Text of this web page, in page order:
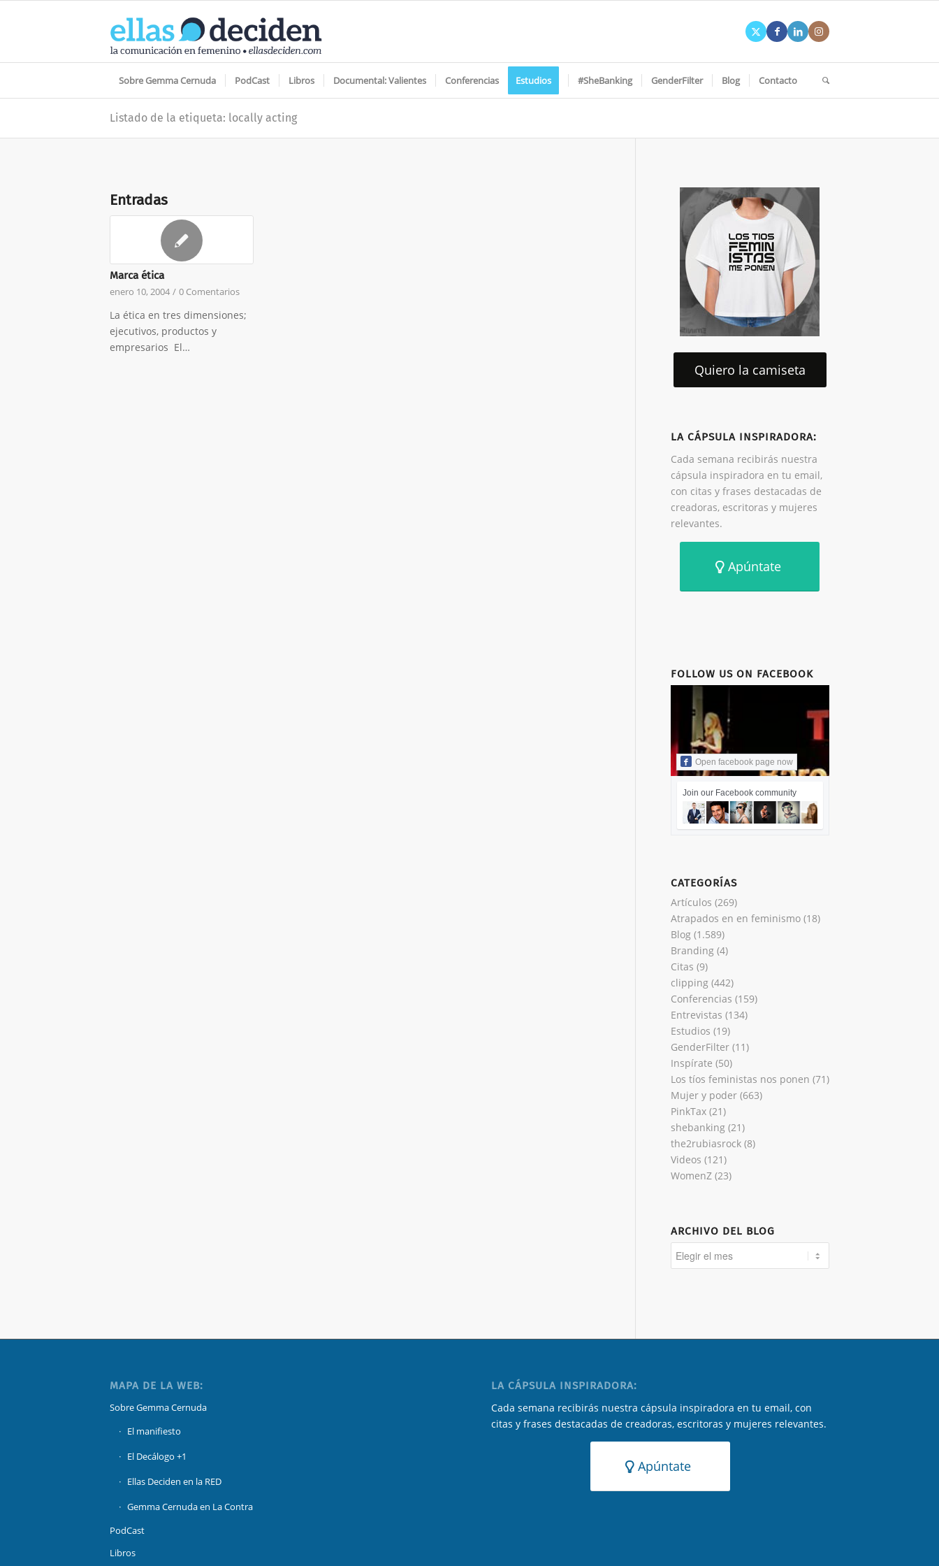
Sobre Gemma Cernuda PodCast Libros Documental: Valientes Conferencias Estudios #SheBanking GenderFilter Blog Contacto
Listado de la etiqueta: locally acting
Entradas
Marca ética
enero 10, 2004 / 0 Comentarios
La ética en tres dimensiones;
ejecutivos, productos y
empresarios El…
Quiero la camiseta
LA CÁPSULA INSPIRADORA:
Cada semana recibirás nuestra
cápsula inspiradora en tu email,
con citas y frases destacadas de
creadoras, escritoras y mujeres
relevantes.
Apúntate
FOLLOW US ON FACEBOOK
Open facebook page now
Join our Facebook community
CATEGORÍAS
Artículos (269)
Atrapados en en feminismo(18)
Blog(1.589)
Branding(4)
Citas (9)
clipping(442)
Conferencias (159)
Entrevistas (134)
Estudios (19)
GenderFilter(11)
Inspírate (50)
Los tíos feministas nos ponen (71)
Mujer y poder(663)
PinkTax(21)
shebanking(21)
the2rubiasrock(8)
Videos (121)
WomenZ(23)
ARCHIVO DEL BLOG
MAPA DE LA WEB:
Sobre Gemma Cernuda
El manifiesto
El Decálogo +1
Ellas Deciden en la RED
Gemma Cernuda en La Contra
PodCast
Libros
LA CÁPSULA INSPIRADORA:
Cada semana recibirás nuestra cápsula inspiradora en tu email, con
citas y frases destacadas de creadoras, escritoras y mujeres relevantes.
Apúntate